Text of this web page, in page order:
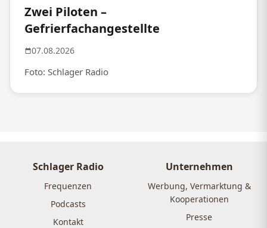
Zwei Piloten –
Gefrierfachangestellte
07.08.2026
Foto: Schlager Radio
Schlager Radio
Frequenzen
Podcasts
Kontakt
Unternehmen
Werbung, Vermarktung &
Kooperationen
Presse